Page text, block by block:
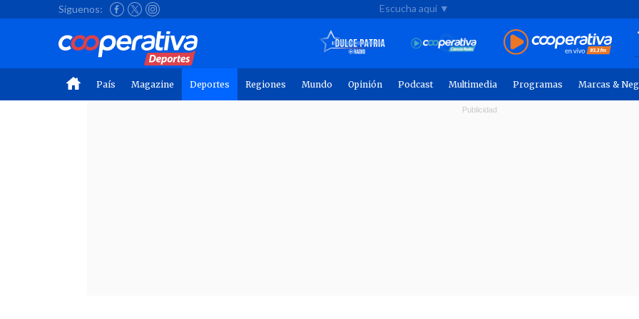
Síguenos: Escucha aquí ▼
País Magazine Deportes Regiones Mundo Opinión Podcast Multimedia Programas Marcas &